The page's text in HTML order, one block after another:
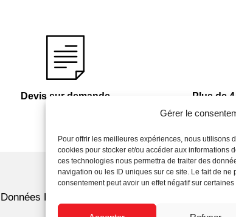
Gérer le
Pour offrir les meilleures expériences, nous utilisons
cookies pour stocker et/ou accéder aux informations
ces technologies nous permettra de traiter des
navigation ou les ID uniques sur ce site. Le fait de ne
consentement peut avoir un effet négatif sur
Devis sur demande Plus de
Données Personnelles
Newsletter